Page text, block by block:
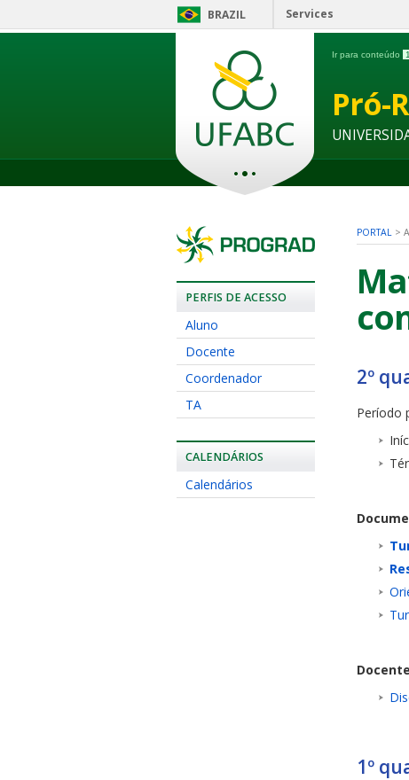
BRAZIL Services
Ir para conteúdo 1
Pró-
PERFIS DE ACESSO
Aluno
Docente
Coordenador
TA
CALENDÁRIOS
Calendários
PORTAL >
2º
Período
1º